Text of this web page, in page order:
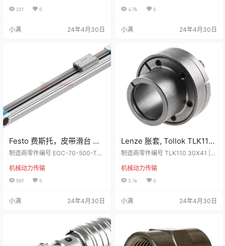
hiba 该产品为定制化产品，不可取
牌） 技术参数 属性数值安装类型贴
目8封装类型PDIP输入电流类型直流
231 0
小满 24年4月30日
系列 Toshiba（东芝）的 TLP291
为定制化产品，不可取消或退货，
合器，Toshiba（东芝牌） 技术参数
安装类型贴片输出设备晶体管最大
正向电压1.4V通道…
4.7k 0
小满 24年4月30日
Festo 费斯托，皮带滑台 电
动推杆, EGC系列, 最大行程
TB-KF-0H-GK
制造商零件编号 EGC-70-500-TB-
料 Festo Elga 系列齿形皮带轴、带
循环滚珠轴承导轨。传动小齿轮的
伸 = 0.21 % 技术参数 属性数值驱动
机械动力传输
509 0
小满 24年4月30日
Lenze 胀套, Tollok TLK110
系列, 30mm轴直径, 510Nm,
30X41
制造商零件编号 TLK110 30X41 |
LK 110 锁定衬套 Tollok 制造商高度
加工轴锁定设备用于发电、加工工
消除轴弯曲与振动。这些工业标准
轮、凸轮、链轮等。 特点和优势 •
免维护•…
机械动力传输
3.1k 0
小满 24年4月30日